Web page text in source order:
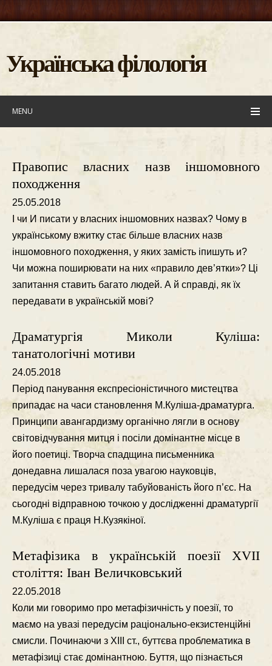
Українська філологія
MENU
Правопис власних назв іншомовного
походження
25.05.2018
І чи И писати у власних iншомовних назвах? Чому в
українському вжитку стає бiльше власних назв
iншомовного походження, у яких замiсть iпишуть и?
Чи можна поширювати на них «правило дев’ятки»? Цi
запитання ставить багато людей. А й справдi, як їх
передавати в українськiй мовi?
Драматургія Миколи Куліша:
танатологічні мотиви
24.05.2018
Перiод панування експресiонiстичного мистецтва
припадає на часи становлення М.Кулiша-драматурга.
Принципи авангардизму органiчно лягли в основу
свiтовiдчування митця i посiли домiнантне мiсце в
його поетицi. Творча спадщина письменника
донедавна лишалася поза увагою науковцiв,
передусiм через тривалу табуйованiсть його п’єс. На
сьогоднi вiдправною точкою у дослiдженнi драматургiї
М.Кулiша є праця Н.Кузякiної.
Метафізика в українській поезії ХVІІ
століття: Іван Величковський
22.05.2018
Коли ми говоримо про метафiзичнiсть у поезiї, то
маємо на увазi передусiм рацiонально-екзистенцiйнi
смисли. Починаючи з ХІІІ ст., буттєва проблематика в
метафiзицi стає домiнантною. Буття, що пiзнається